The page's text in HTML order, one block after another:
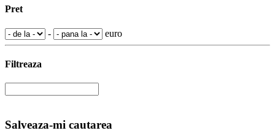
Pret
- euro
Filtreaza
Salveaza-mi cautarea